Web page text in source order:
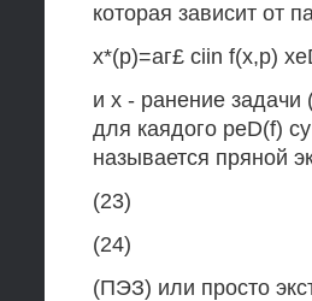
которая зависит от
х*(р)=аг£ ciin f(x,p)
и х - ранение задачи
для каядого peD(f)
называется пряной
(23)
(24)
(ПЭЗ) или просто